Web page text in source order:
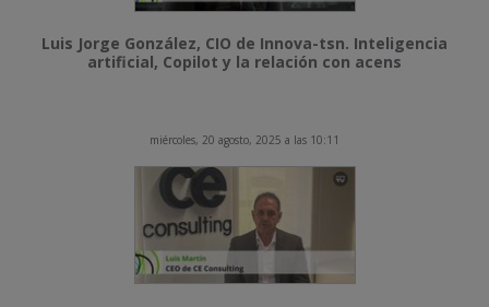
Luis Jorge González, CIO de Innova-tsn. Inteligencia
artificial, Copilot y la relación con acens
miércoles, 20 agosto, 2025 a las 10:11